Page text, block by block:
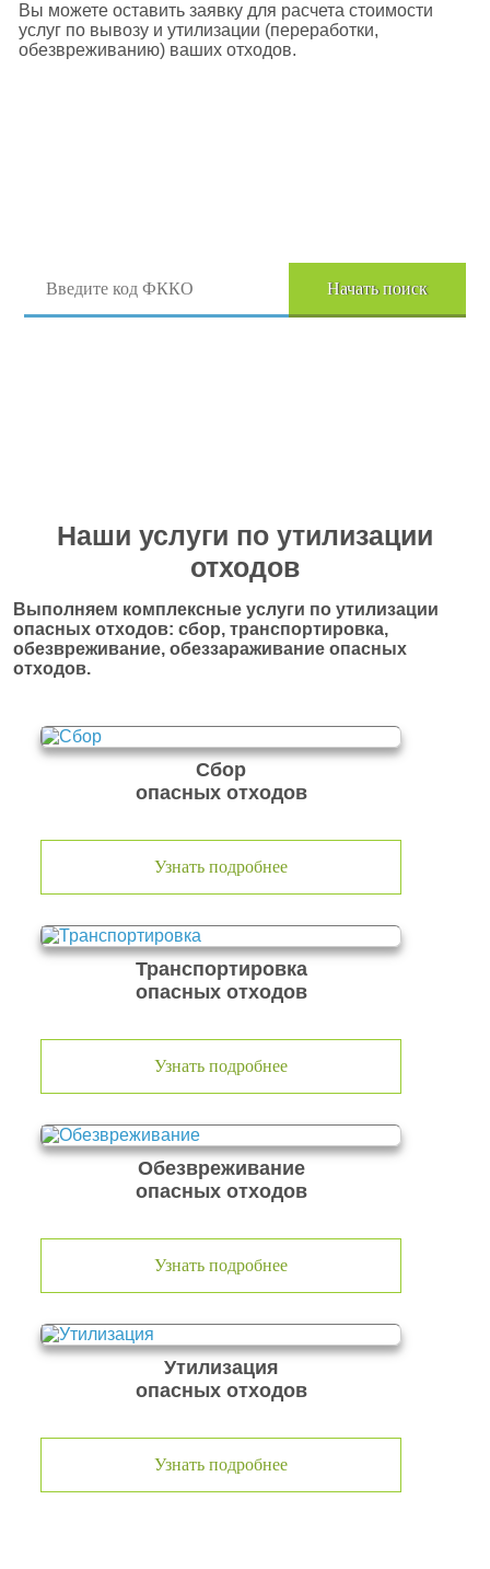
Вы можете оставить заявку для расчета стоимости
услуг по вывозу и утилизации (переработки,
обезвреживанию) ваших отходов.
Начать поиск
Наши услуги по утилизации
отходов
Выполняем комплексные услуги по утилизации
опасных отходов: сбор, транспортировка,
обезвреживание, обеззараживание опасных
отходов.
Сбор
опасных отходов
Узнать подробнее
Транспортировка
опасных отходов
Узнать подробнее
Обезвреживание
опасных отходов
Узнать подробнее
Утилизация
опасных отходов
Узнать подробнее